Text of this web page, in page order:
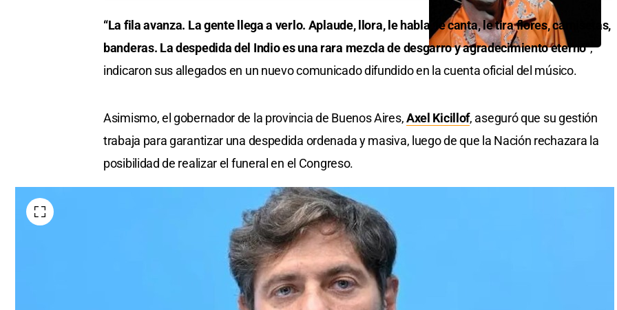
“La fila avanza. La gente llega a verlo. Aplaude, llora, le habla, le canta, le tira flores, camisetas,
banderas. La despedida del Indio es una rara mezcla de desgarro y agradecimiento eterno”,
indicaron sus allegados en un nuevo comunicado difundido en la cuenta oficial del músico.
Asimismo, el gobernador de la provincia de Buenos Aires,Axel Kicillof, aseguró que su gestión
trabaja para garantizar una despedida ordenada y masiva, luego de que la Nación rechazara la
posibilidad de realizar el funeral en el Congreso.